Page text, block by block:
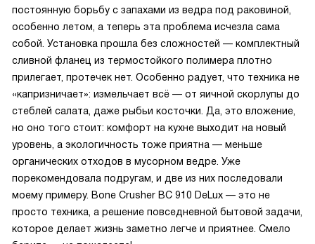
постоянную борьбу с запахами из ведра под раковиной,
особенно летом, а теперь эта проблема исчезла сама
собой. Установка прошла без сложностей — комплектный
сливной фланец из термостойкого полимера плотно
прилегает, протечек нет. Особенно радует, что техника не
«капризничает»: измельчает всё — от яичной скорлупы до
стеблей салата, даже рыбьи косточки. Да, это вложение,
но оно того стоит: комфорт на кухне выходит на новый
уровень, а экологичность тоже приятна — меньше
органических отходов в мусорном ведре. Уже
порекомендовала подругам, и две из них последовали
моему примеру. Bone Crusher BC 910 DeLux — это не
просто техника, а решение повседневной бытовой задачи,
которое делает жизнь заметно легче и приятнее. Смело